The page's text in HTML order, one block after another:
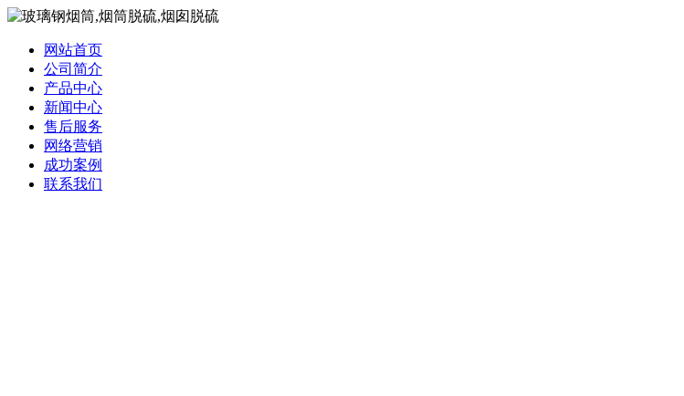
网站首页
公司简介
产品中心
新闻中心
售后服务
网络营销
成功案例
联系我们